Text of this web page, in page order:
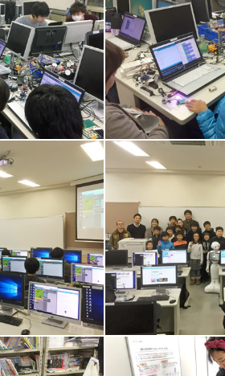
午前Arduino2
午前全体記念写真